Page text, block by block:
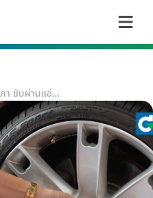
ปลายเมษา–ต้นพฤษภา ขับผ่านแอ่งน้ำแล้วรถส่าย?